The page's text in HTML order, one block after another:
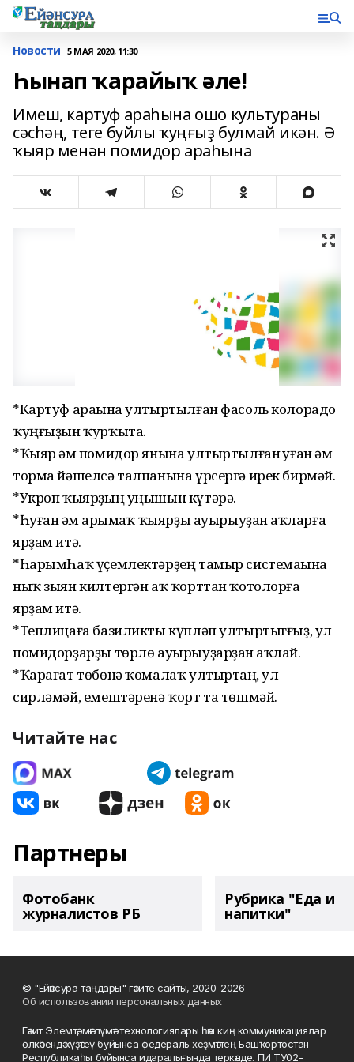
Новости 5 МАЯ 2020, 11:30
Һынап ҡарайыҡ әле!
Имеш, картуф араһына ошо культураны
сәсһәң, теге буйлы ҡуңғыҙ булмай икән. Ә
ҡыяр менән помидор араһына
*Картуф араһына ултыртылған фасоль колорадо
ҡуңғыҙын ҡурҡыта.
*Ҡыяр һәм помидор янына ултыртылған һуған һәм
торма йәшелсә талпанына үрсергә ирек бирмәй.
*Укроп ҡыярҙың уңышын күтәрә.
*Һуған һәм һарымһаҡ ҡыярҙы ауырыуҙан һаҡларға
ярҙам итә.
*ҺарымҺаҡ үҫемлектәрҙең тамыр системаһына
ныҡ зыян килтергән аҡ ҡорттан ҡотолорға
ярҙам итә.
*Теплицаға базиликты күпләп ултыртыгғыҙ, ул
помидорҙарҙы төрлө ауырыуҙарҙан һаҡлай.
*Ҡарағат төбөнә ҡомалаҡ ултыртһаң, ул
сирләмәй, емештәренә ҡорт та төшмәй.
Читайте нас
Партнеры
Фотобанк
журналистов РБ
Рубрика "Еда и
напитки"
© "Ейәнсура таңдары" гәзите сайты, 2020-2026
Об использовании персональных данных
Гәзит Элемтә, мәғлүмәт технологиялары һәм киң коммуникациялар
өлкәһендә күҙәтеү буйынса федераль хеҙмәттең Башҡортостан
Республикаһы буйынса идаралығында теркәлде. ПИ ТУ02-